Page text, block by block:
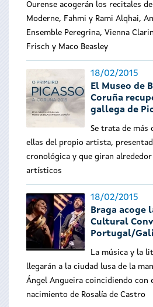
Ourense acogerán los recitales de
Moderne, Fahmi y Rami Alqhai,
Ensemble Peregrina, Vienna
Frisch y Maco Beasley
18/02/2015
El Museo de
Coruña
gallega de
Se trata de más
ellas del propio artista,
cronológica y que giran
artísticos
18/02/2015
Braga acoge
Cultural
Portugal/
La música y la
llegarán a la ciudad lusa de la
Ángel Angueira coincidiendo con
nacimiento de Rosalía de Castro